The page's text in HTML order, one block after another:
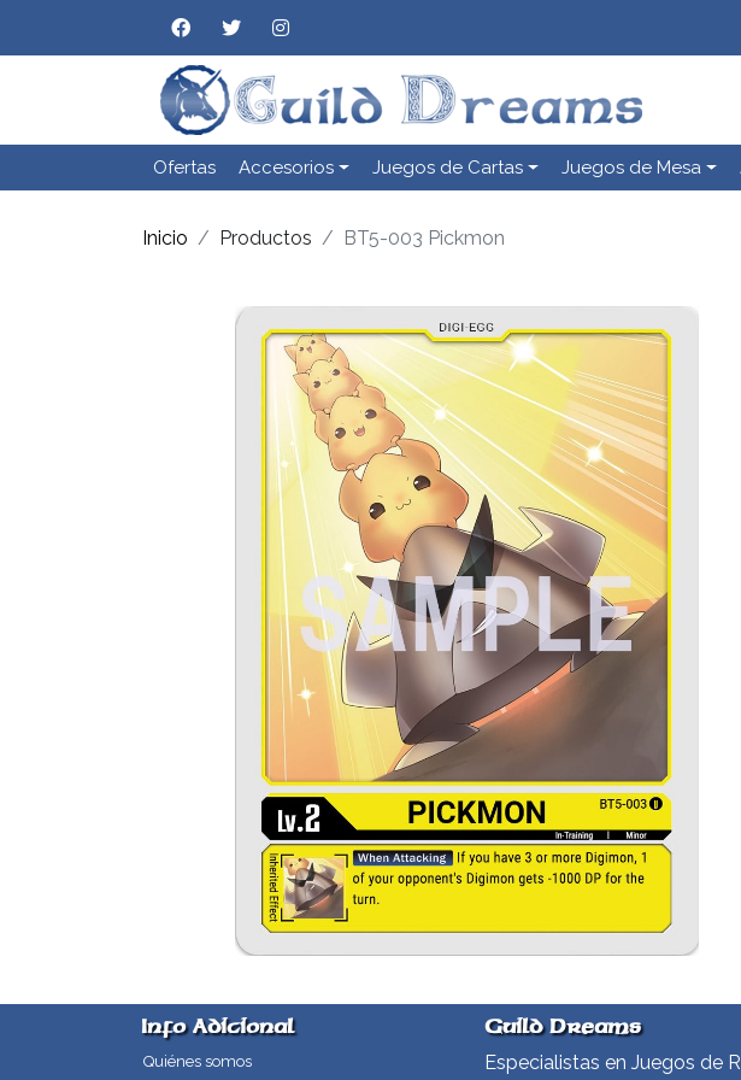
Ofertas Accesorios Juegos de Cartas Juegos de Mesa
Inicio Productos BT5-003 Pickmon
Info Adicional
Quiénes somos
Guild Dreams
Especialistas en Juegos de